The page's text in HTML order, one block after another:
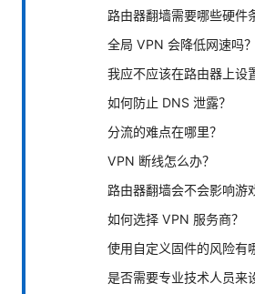
路由器翻墙需要哪些硬件
全局 VPN 会降低网速吗？
我应不应该在路由器上设
如何防止 DNS 泄露？
分流的难点在哪里？
VPN 断线怎么办？
路由器翻墙会不会影响游
如何选择 VPN 服务商？
使用自定义固件的风险有
是否需要专业技术人员来